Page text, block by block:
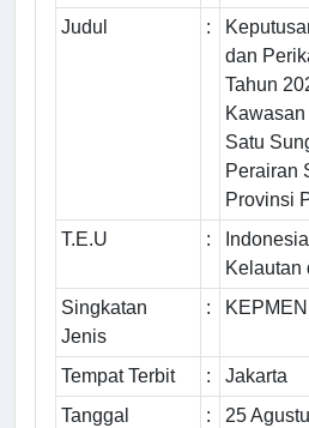
Judul
:
dan
Tahun
Satu
Perairan
Provinsi
T.E.U
:
Kelautan
Singkatan
Jenis
: KEPMEN
Tempat Terbit :
Jakarta
Tanggal
: 25